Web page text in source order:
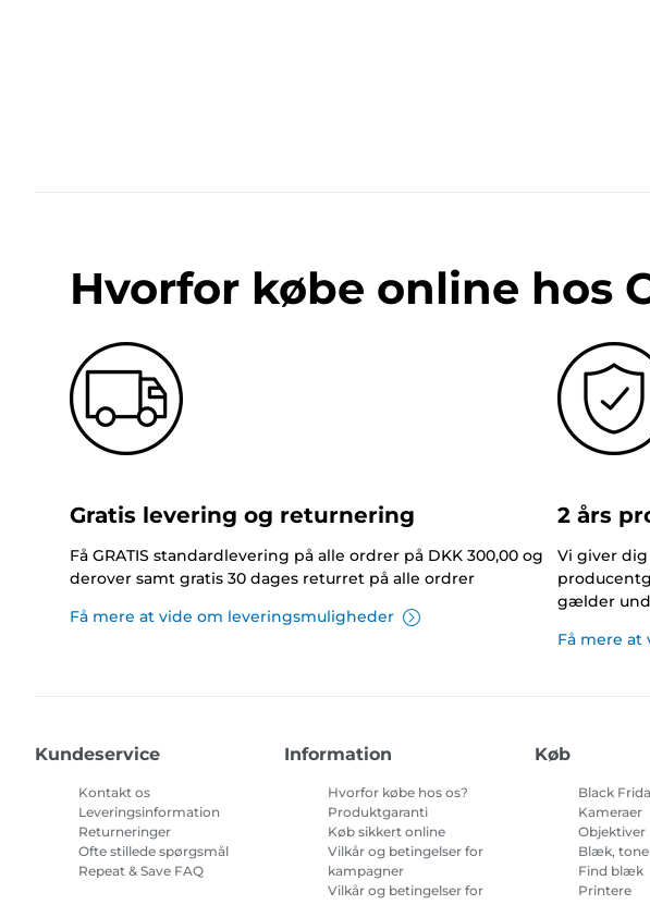
Hvorfor købe online hos
Gratis levering og returnering
Få GRATIS standardlevering på alle ordrer på DKK 300,00 og
derover samt gratis 30 dages returret på alle ordrer
Få mere at vide om leveringsmuligheder
2 års
Vi giver
gælder
Få mere at
Kundeservice
Kontakt os
Leveringsinformation
Returneringer
Ofte stillede spørgsmål
Repeat & Save FAQ
Information
Hvorfor købe hos os?
Produktgaranti
Køb sikkert online
Vilkår og betingelser for
kampagner
Vilkår og betingelser for
Køb
Black
Kameraer
Objektiver
Blæk,
Find blæk
Printere